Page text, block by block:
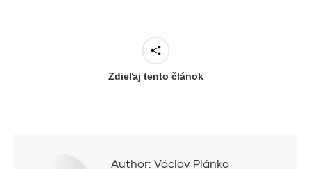
Zdieľaj tento článok
Author: Václav Plánka